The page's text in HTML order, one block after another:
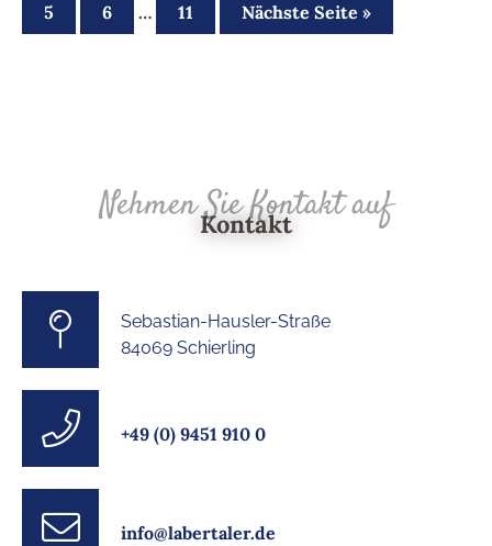
5 6 … 11 Nächste Seite »
Nehmen Sie Kontakt auf
Kontakt
Sebastian-Hausler-Straße
84069 Schierling
+49 (0) 9451 910 0
info@labertaler.de